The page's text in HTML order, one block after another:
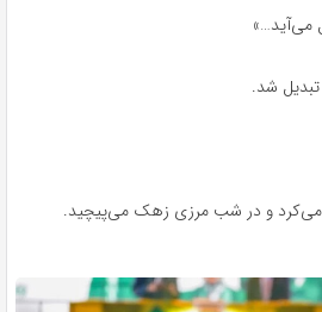
می‌آید…»
تبدیل شد.
می‌کرد و در شب مرزی زهک می‌پیچید.